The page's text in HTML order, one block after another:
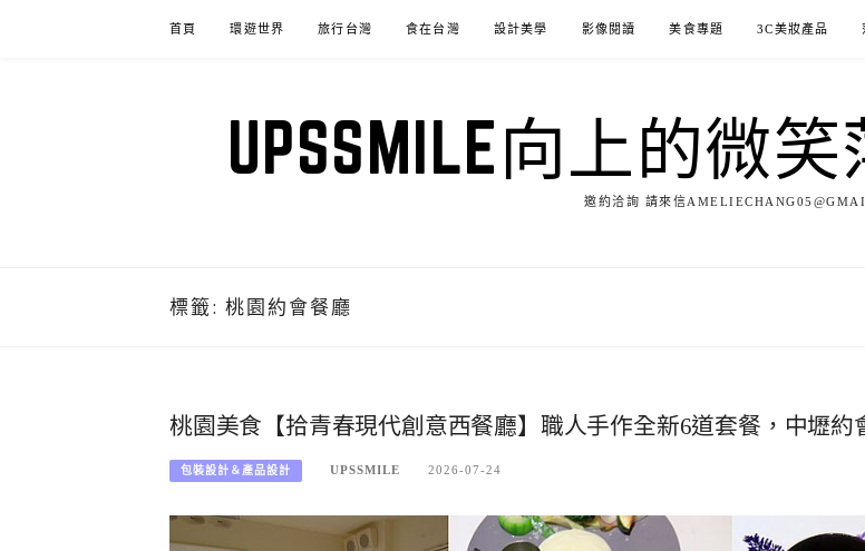
首頁 環遊世界 旅行台灣 食在台灣 設計美學 影像閱讀 美食專題 3C美妝產品
UPSSMILE向上的微
邀約洽詢 請來信
標籤: 桃園約會餐廳
桃園美食【拾青春現代創意西餐廳】職人手作全新6道套餐，中壢約
包裝設計＆產品設計 UPSSMILE 2026-07-24